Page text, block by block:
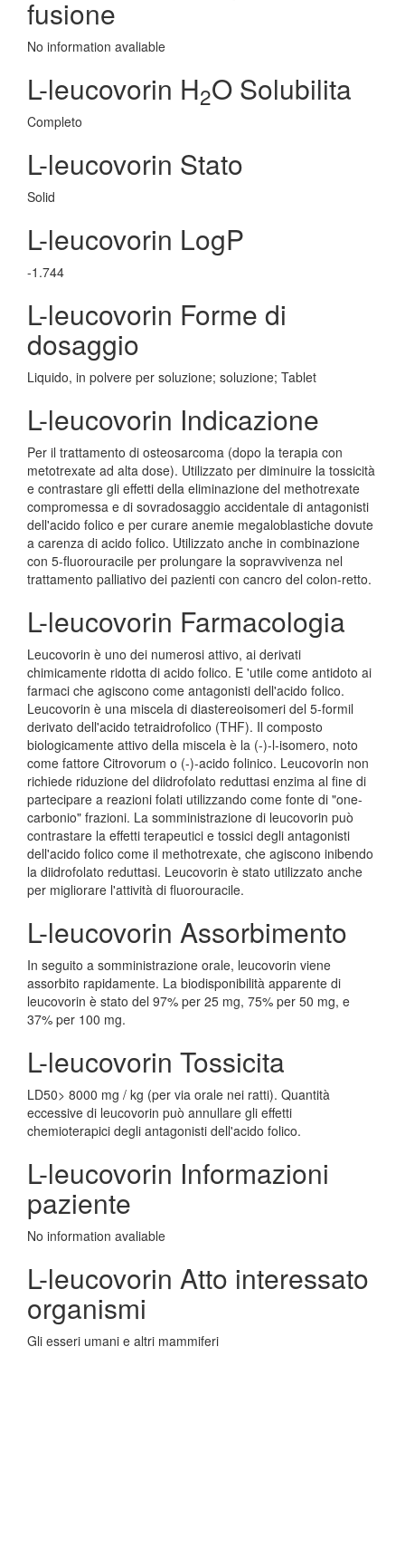
fusione
No information avaliable
L-leucovorin H2O Solubilita
Completo
L-leucovorin Stato
Solid
L-leucovorin LogP
-1.744
L-leucovorin Forme di
dosaggio
Liquido, in polvere per soluzione; soluzione; Tablet
L-leucovorin Indicazione
Per il trattamento di osteosarcoma (dopo la terapia con
metotrexate ad alta dose). Utilizzato per diminuire la tossicità
e contrastare gli effetti della eliminazione del methotrexate
compromessa e di sovradosaggio accidentale di antagonisti
dell'acido folico e per curare anemie megaloblastiche dovute
a carenza di acido folico. Utilizzato anche in combinazione
con 5-fluorouracile per prolungare la sopravvivenza nel
trattamento palliativo dei pazienti con cancro del colon-retto.
L-leucovorin Farmacologia
Leucovorin è uno dei numerosi attivo, ai derivati
chimicamente ridotta di acido folico. E 'utile come antidoto ai
farmaci che agiscono come antagonisti dell'acido folico.
Leucovorin è una miscela di diastereoisomeri del 5-formil
derivato dell'acido tetraidrofolico (THF). Il composto
biologicamente attivo della miscela è la (-)-l-isomero, noto
come fattore Citrovorum o (-)-acido folinico. Leucovorin non
richiede riduzione del diidrofolato reduttasi enzima al fine di
partecipare a reazioni folati utilizzando come fonte di "one-
carbonio" frazioni. La somministrazione di leucovorin può
contrastare la effetti terapeutici e tossici degli antagonisti
dell'acido folico come il methotrexate, che agiscono inibendo
la diidrofolato reduttasi. Leucovorin è stato utilizzato anche
per migliorare l'attività di fluorouracile.
L-leucovorin Assorbimento
In seguito a somministrazione orale, leucovorin viene
assorbito rapidamente. La biodisponibilità apparente di
leucovorin è stato del 97% per 25 mg, 75% per 50 mg, e
37% per 100 mg.
L-leucovorin Tossicita
LD50> 8000 mg / kg (per via orale nei ratti). Quantità
eccessive di leucovorin può annullare gli effetti
chemioterapici degli antagonisti dell'acido folico.
L-leucovorin Informazioni
paziente
No information avaliable
L-leucovorin Atto interessato
organismi
Gli esseri umani e altri mammiferi